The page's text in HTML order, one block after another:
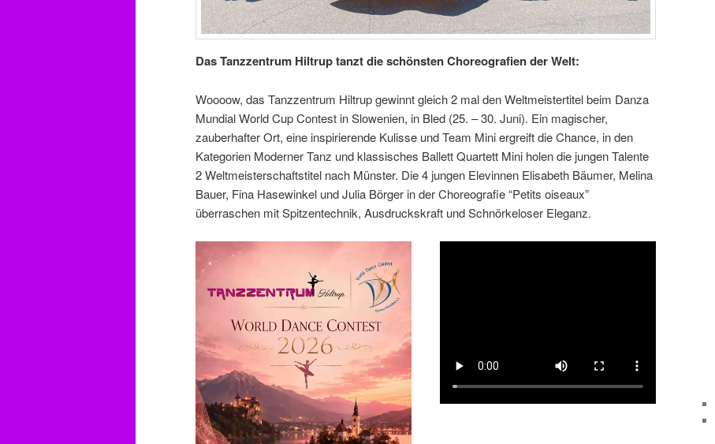
Das Tanzzentrum Hiltrup tanzt die schönsten Choreografien der Welt:
Woooow, das Tanzzentrum Hiltrup gewinnt gleich 2 mal den Weltmeistertitel beim Danza
Mundial World Cup Contest in Slowenien, in Bled (25. – 30. Juni). Ein magischer,
zauberhafter Ort, eine inspirierende Kulisse und Team Mini ergreift die Chance, in den
Kategorien Moderner Tanz und klassisches Ballett Quartett Mini holen die jungen Talente
2 Weltmeisterschaftstitel nach Münster. Die 4 jungen Elevinnen Elisabeth Bäumer, Melina
Bauer, Fina Hasewinkel und Julia Börger in der Choreografie “Petits oiseaux”
überraschen mit Spitzentechnik, Ausdruckskraft und Schnörkeloser Eleganz.